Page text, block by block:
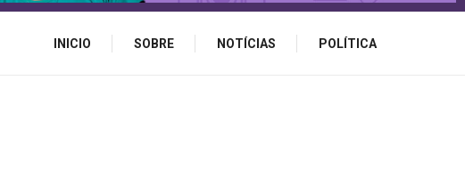
INICIO SOBRE NOTÍCIAS POLÍTICA